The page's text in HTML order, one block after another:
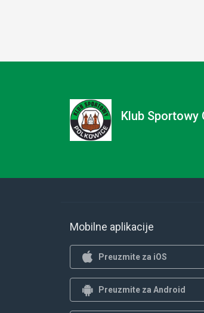
Klub Sportowy
Mobilne aplikacije
Preuzmite za iOS
Preuzmite za Android